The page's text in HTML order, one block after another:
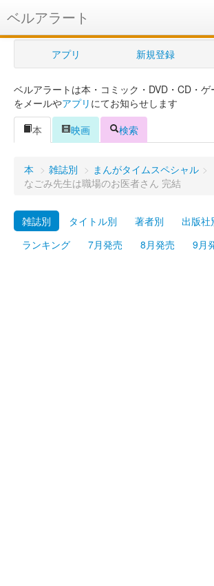
ベルアラート
ベルアラートとは
ヘルプ
新規登録
ログイン
購入管理
Myシェルフ
プレミアム
アプリ 新規登録
ベルアラートは本・コミック・DVD・CD・ゲ
をメールやアプリ にてお知らせします
本
映画 検索
本 > 雑誌別 > まんがタイムスペシャル >
なごみ先生は職場のお医者さん 完結
雑誌別 タイトル別 著者別 出版社
ランキング
7月発売 8月発売 9月